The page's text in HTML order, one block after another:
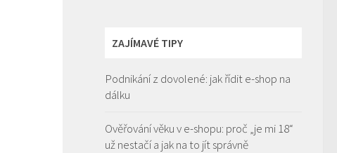
ZAJÍMAVÉ TIPY
Podnikání z dovolené: jak řídit e-shop na
dálku
Ověřování věku v e-shopu: proč „je mi 18“
už nestačí a jak na to jít správně